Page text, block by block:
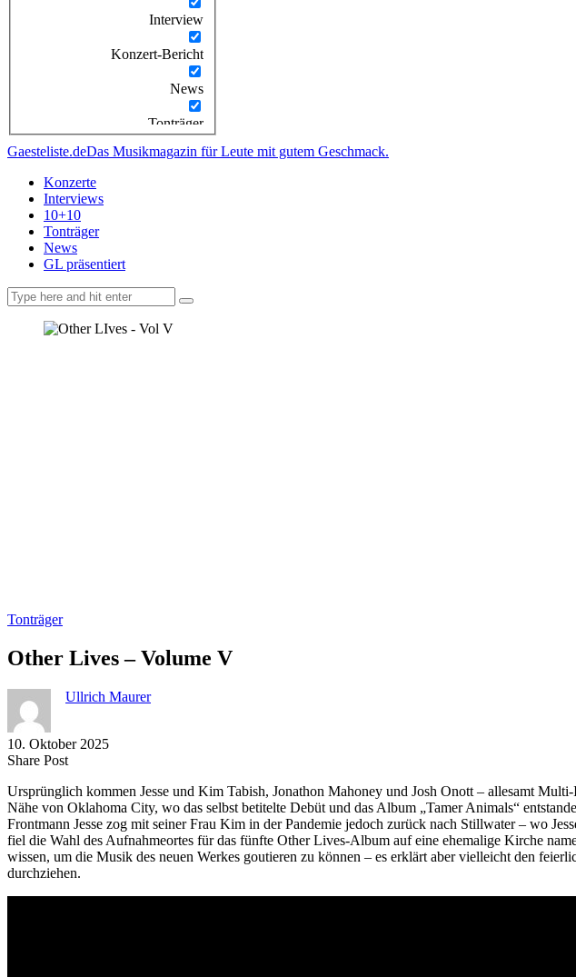
Interview
Konzert-Bericht
News
Tonträger
Gaesteliste.deDas Musikmagazin für Leute mit gutem Geschmack.
Konzerte
Interviews
10+10
Tonträger
News
GL präsentiert
Tonträger
Other Lives – Volume V
Ullrich Maurer
10. Oktober 2025
Share PostShare
Facebook
Copy
to
clipboard
Send
via
eMail
Ursprünglich kommen Jesse und Kim Tabish, Jonathon Mahoney und Josh Onott – allesamt
Nähe von Oklahoma City, wo das selbst betitelte Debüt und das Album „Tamer Animals“
Frontmann Jesse zog mit seiner Frau Kim in der Pandemie jedoch zurück nach Stillwater – wo
fiel die Wahl des Aufnahmeortes für das fünfte Other Lives-Album auf eine ehemalige Kirche
wissen, um die Musik des neuen Werkes goutieren zu können – es erklärt aber vielleicht den
durchziehen.